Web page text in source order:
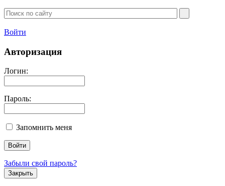
Войти
Авторизация
Логин:
Пароль:
Запомнить меня
Забыли свой пароль?
Закрыть